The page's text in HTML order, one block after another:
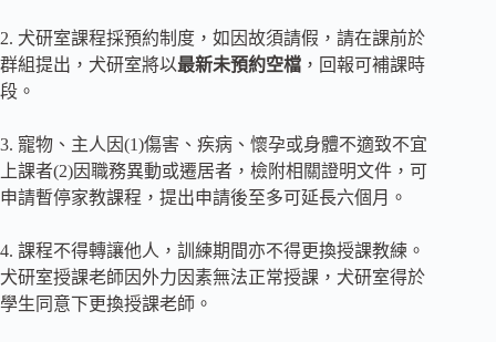
2. 犬研室課程採預約制度，如因故須請假，請在課前於
群組提出，犬研室將以最新未預約空檔 ，回報可補課時
段。
3. 寵物、主人因(1)傷害、疾病、懷孕或身體不適致不宜
上課者(2)因職務異動或遷居者，檢附相關證明文件，可
申請暫停家教課程，提出申請後至多可延長六個月。
4. 課程不得轉讓他人，訓練期間亦不得更換授課教練。
犬研室授課老師因外力因素無法正常授課，犬研室得於
學生同意下更換授課老師。